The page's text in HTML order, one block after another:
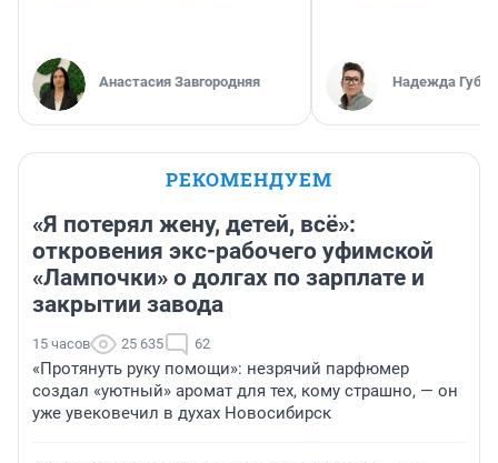
Анастасия Завгородняя Надежда
РЕКОМЕНДУЕМ
«Я потерял жену, детей, всё»:
откровения экс-рабочего уфимской
«Лампочки» о долгах по зарплате и
закрытии завода
15 часов 25 635 62
«Протянуть руку помощи»: незрячий парфюмер
создал «уютный» аромат для тех, кому страшно, — он
уже увековечил в духах Новосибирск